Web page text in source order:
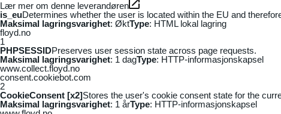
Lær mer om denne leverandøren
is_euDetermines whether the user is located within the EU and
Maksimal lagringsvarighet: ØktType: HTML lokal lagring
floyd.no
1
PHPSESSIDPreserves user session state across page requests.
Maksimal lagringsvarighet: 1 dagType: HTTP-informasjonskapsel
www.collect.floyd.no
consent.cookiebot.com
2
CookieConsent [x2]Stores the user's cookie consent state for the
Maksimal lagringsvarighet: 1 årType: HTTP-informasjonskapsel